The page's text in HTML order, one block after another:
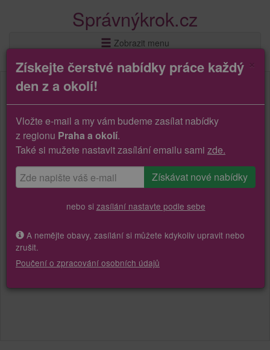
Správnýkrok.cz
Zobrazit menu
Získejte čerstvé nabídky práce každý
den z a okolí!
Vložte e-mail a my vám budeme zasílat nabídky
z regionu Praha a okolí.
Také si mužete nastavit zasílání emailu sami zde.
nebo si zasílání nastavte podle sebe
A nemějte obavy, zasílání si můžete kdykoliv upravit nebo
zrušit.
Poučení o zpracování osobních údajů